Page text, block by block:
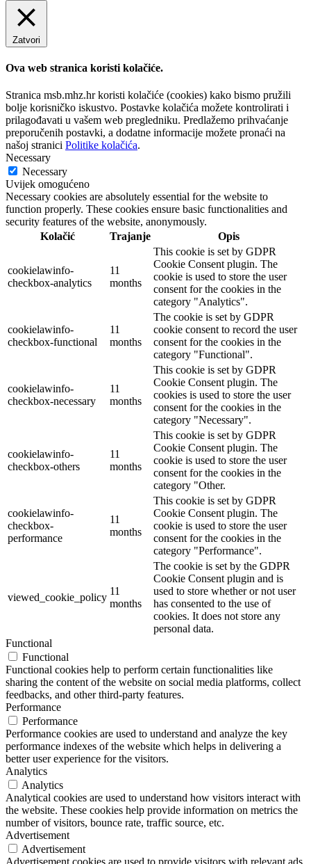
Zatvori
Ova web stranica koristi kolačiće.
Stranica msb.mhz.hr koristi kolačiće (cookies) kako bismo pružili
bolje korisničko iskustvo. Postavke kolačića možete kontrolirati i
prilagođavati u vašem web pregledniku. Predlažemo prihvaćanje
preporučenih postavki, a dodatne informacije možete pronaći na
našoj stranici Politike kolačića.
Necessary
Necessary
Uvijek omogućeno
Necessary cookies are absolutely essential for the website to
function properly. These cookies ensure basic functionalities and
security features of the website, anonymously.
Kolačić
Trajanje Opis
cookielawinfo-
checkbox-analytics
11
months
This cookie is set by GDPR
Cookie Consent plugin. The
cookie is used to store the user
consent for the cookies in the
category "Analytics".
cookielawinfo-
checkbox-functional
11
months
The cookie is set by GDPR
cookie consent to record the user
consent for the cookies in the
category "Functional".
cookielawinfo-
checkbox-necessary
11
months
This cookie is set by GDPR
Cookie Consent plugin. The
cookies is used to store the user
consent for the cookies in the
category "Necessary".
cookielawinfo-
checkbox-others
11
months
This cookie is set by GDPR
Cookie Consent plugin. The
cookie is used to store the user
consent for the cookies in the
category "Other.
cookielawinfo-
checkbox-
performance
11
months
This cookie is set by GDPR
Cookie Consent plugin. The
cookie is used to store the user
consent for the cookies in the
category "Performance".
viewed_cookie_policy
11
months
The cookie is set by the GDPR
Cookie Consent plugin and is
used to store whether or not user
has consented to the use of
cookies. It does not store any
personal data.
Functional
Functional
Functional cookies help to perform certain functionalities like
sharing the content of the website on social media platforms, collect
feedbacks, and other third-party features.
Performance
Performance
Performance cookies are used to understand and analyze the key
performance indexes of the website which helps in delivering a
better user experience for the visitors.
Analytics
Analytics
Analytical cookies are used to understand how visitors interact with
the website. These cookies help provide information on metrics the
number of visitors, bounce rate, traffic source, etc.
Advertisement
Advertisement